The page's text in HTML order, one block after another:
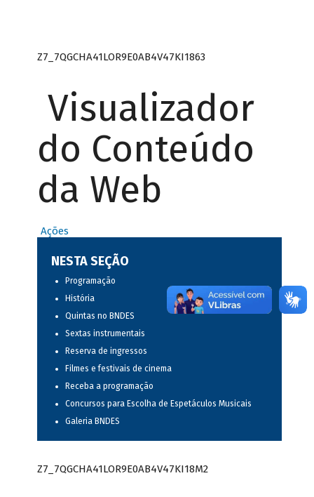
Z7_7QGCHA41LOR9E0AB4V47KI1863
Visualizador
do Conteúdo
da Web
Ações
NESTA SEÇÃO
Programação
História
Quintas no BNDES
Sextas instrumentais
Reserva de ingressos
Filmes e festivais de cinema
Receba a programação
Concursos para Escolha de Espetáculos Musicais
Galeria BNDES
Z7_7QGCHA41LOR9E0AB4V47KI18M2